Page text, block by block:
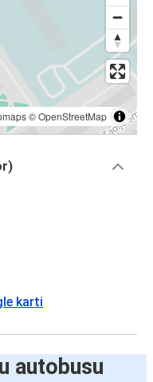
©OpenStreetMap
karti
autobusu